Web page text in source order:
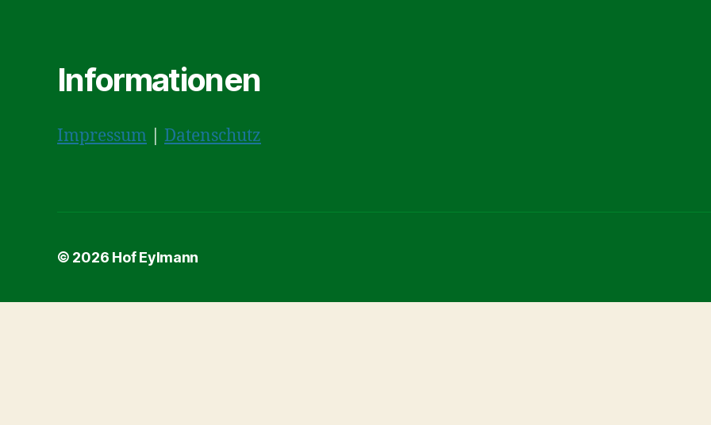
Informationen
Impressum Datenschutz
© 2026 Hof Eylmann